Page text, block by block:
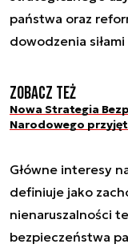
państwa oraz
dowodzenia
Zobacz też
Nowa Strategia
Narodowego
Główne interesy
definiuje jako
nienaruszalności
bezpieczeństwa